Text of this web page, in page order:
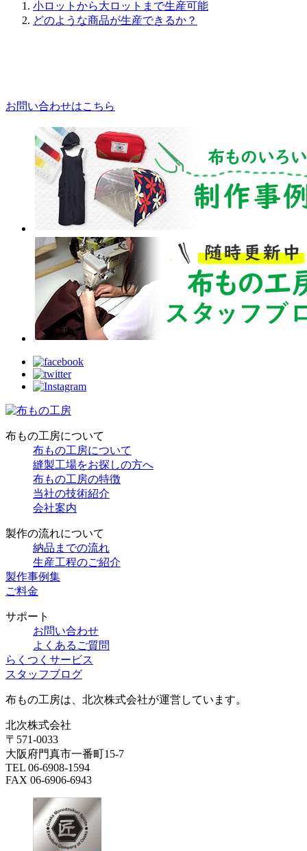
小ロットから大ロットまで生産可能
どのような商品が生産できるか？
お問い合わせはこちら
布もの工房について
布もの工房について
縫製工場をお探しの方へ
布もの工房の特徴
当社の技術紹介
会社案内
製作の流れについて
納品までの流れ
生産工程のご紹介
製作事例集
ご料金
サポート
お問い合わせ
よくあるご質問
らくつくサービス
スタッフブログ
布もの工房は、北次株式会社が運営しています。
北次株式会社
〒571-0033
大阪府門真市一番町15-7
TEL 06-6908-1594
FAX 06-6906-6943